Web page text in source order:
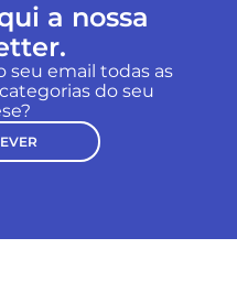
a nossa
seu email todas as
do seu